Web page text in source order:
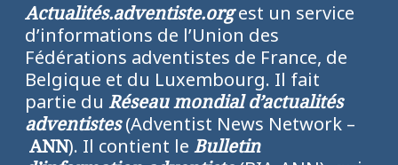
Actualités.adventiste.orgest un service
d’informations de l’Union des
Fédérations adventistes de France, de
Belgique et du Luxembourg. Il fait
partie du Réseau mondial d’actualités
adventistes(Adventist News Network –
ANN). Il contient le Bulletin